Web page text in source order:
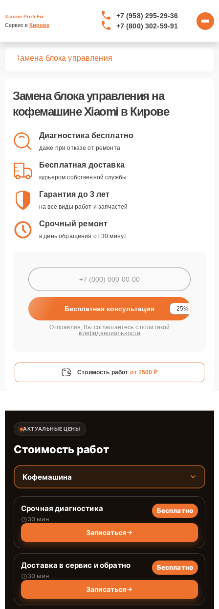
Xiaomi Profi Fix
Сервис в Кирове
+7 (958) 295-29-36
+7 (800) 302-59-91
Замена блока управления
Замена блока управленияна
кофемашине Xiaomi в Кирове
Диагностика бесплатно
даже при отказе от ремонта
Бесплатная доставка
курьером собственной службы
Гарантия до 3 лет
на все виды работ и запчастей
Срочный ремонт
в день обращения от 30 минут
Бесплатная консультация -25%
Отправляя, Вы соглашаетесь с политикой
конфиденциальности
Стоимость работ от 1500 ₽
АКТУАЛЬНЫЕ ЦЕНЫ
Стоимость работ
Кофемашина
Срочная диагностика
30 мин
Бесплатно
Записаться
Доставка в сервис и обратно
30 мин
Бесплатно
Записаться